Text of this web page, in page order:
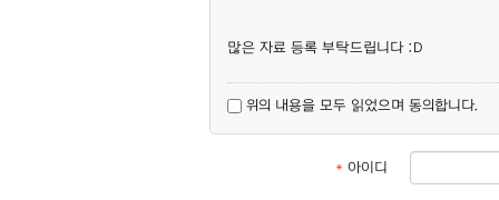
많은 자료 등록 부탁드립니다 :D
위의 내용을 모두 읽었으며 동의합니다.
* 아이디